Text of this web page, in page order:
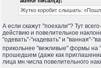
Жутко коробит слышать:
А если скажут "поехали"? Тут
действию и повелительное
"одевать"-"надевать" и "ванная"-
прикольнее "вежливые" формы на
прошедшем (даже как приглашении
лица мн.числа повелительного